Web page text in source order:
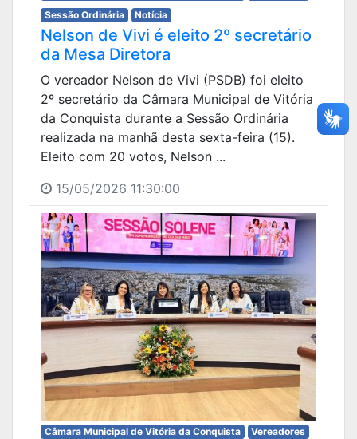
Sessão Ordinária Notícia
Nelson de Vivi é eleito 2º secretário
da Mesa Diretora
O vereador Nelson de Vivi (PSDB) foi eleito
2º secretário da Câmara Municipal de Vitória
da Conquista durante a Sessão Ordinária
realizada na manhã desta sexta-feira (15).
Eleito com 20 votos, Nelson ...
15/05/2026 11:30:00
Câmara Municipal de Vitória da Conquista
Vereadores